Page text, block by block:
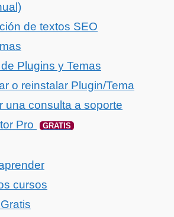
de textos SEO
Plugins y Temas
o reinstalar Plugin/Tema
una consulta a soporte
Pro
GRATIS
cursos